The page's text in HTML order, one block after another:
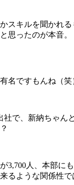
スキルを聞かれ
思ったのが本音。
名ですもんね（
社で、新納ちゃん
3,700人、本部に
るような関係性で